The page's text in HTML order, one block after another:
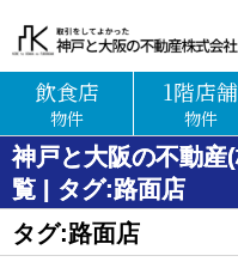
飲食店
物件
1階店舗
物件
神戸と大阪の不動産
覧 | タグ:路面店
タグ:路面店